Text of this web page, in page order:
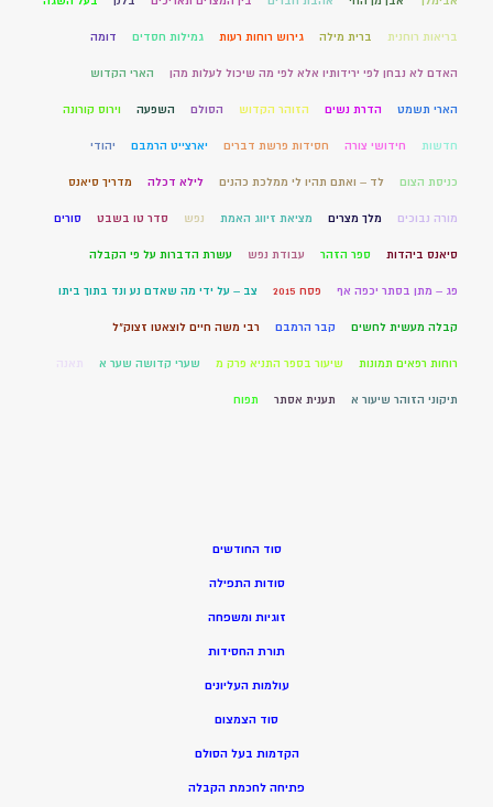
בריאות רוחנית ברית מילה גירוש רוחות רעות גמילות חסדים דומה
האדם לא נבחן לפי ירידותיו אלא לפי מה שיכול לעלות מהן הארי הקדוש
הארי תשמט הדרת נשים הזוהר הקדוש הסולם השפעה וירוס קורונה
חדשות חידושי צורה חסידות פרשת דברים יארצייט הרמבם יהודי
כניסת הצום לד – ואתם תהיו לי ממלכת כהנים לילא דכלה מדריך סיאנס
מורה נבוכים מלך מצרים מציאת זיווג האמת נפש סדר טו בשבט סורים
סיאנס ביהדות ספר הזהר עבודת נפש עשרת הדברות על פי הקבלה
פג – מתן בסתר יכפה אף פסח 2015 צב – על ידי מה שאדם נע ונד בתוך ביתו
קבלה מעשית לחשים קבר הרמבם רבי משה חיים לוצאטו זצוק"ל
רוחות רפאים תמונות שיעור בספר התניא פרק מ שערי קדושה שער א תאנה
תיקוני הזוהר שיעור א תענית אסתר תפוח
סוד החודשים
סודות התפילה
זוגיות ומשפחה
תורת החסידות
עולמות העליונים
סוד הצמצום
הקדמות בעל הסולם
פתיחה לחכמת הקבלה